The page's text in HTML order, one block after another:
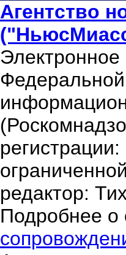
Агентство
Электронное
редактор:
Подробнее о